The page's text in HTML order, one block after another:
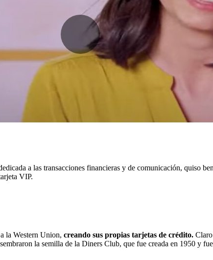
a las transacciones financieras y de comunicación, quiso
VIP.
la Western Union, creando sus propias tarjetas de crédito.
la semilla de la Diners Club, que fue creada en 1950 y